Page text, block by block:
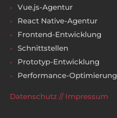
Vue.js-Agentur
React Native-Agentur
Frontend-Entwicklung
Schnittstellen
Prototyp-Entwicklung
Performance-Optimierung
Datenschutz // Impressum